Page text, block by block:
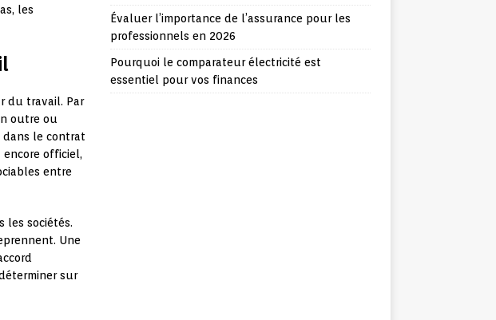
les
du travail. Par
outre ou
dans le contrat
encore officiel,
entre
les sociétés.
Une
sur
Évaluer l’importance de l’assurance pour les
professionnels en 2026
Pourquoi le comparateur électricité est
essentiel pour vos finances